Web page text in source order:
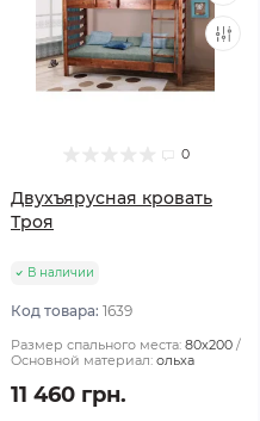
0
Двухъярусная кровать
Троя
В наличии
Код товара: 1639
Размер спального места: 80х200
Основной материал: ольха
11 460 грн.